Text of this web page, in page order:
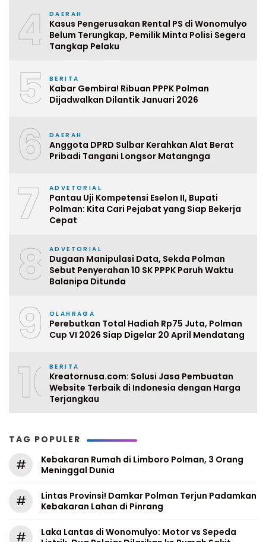
4 DAERAH
Kasus Pengerusakan Rental PS di Wonomulyo
Belum Terungkap, Pemilik Minta Polisi Segera
Tangkap Pelaku
5 BERITA
Kabar Gembira! Ribuan PPPK Polman
Dijadwalkan Dilantik Januari 2026
6 DAERAH
Anggota DPRD Sulbar Kerahkan Alat Berat
Pribadi Tangani Longsor Matangnga
7 ADVETORIAL
Pantau Uji Kompetensi Eselon II, Bupati
Polman: Kita Cari Pejabat yang Siap Bekerja
Cepat
8 ADVETORIAL
Dugaan Manipulasi Data, Sekda Polman
Sebut Penyerahan 10 SK PPPK Paruh Waktu
Balanipa Ditunda
9 OLAHRAGA
Perebutkan Total Hadiah Rp75 Juta, Polman
Cup VI 2026 Siap Digelar 20 April Mendatang
10BERITA
Kreatornusa.com: Solusi Jasa Pembuatan
Website Terbaik di Indonesia dengan Harga
Terjangkau
TAG POPULER
#
Kebakaran Rumah di Limboro Polman, 3 Orang
Meninggal Dunia
#
Lintas Provinsi! Damkar Polman Terjun Padamkan
Kebakaran Lahan di Pinrang
#
Laka Lantas di Wonomulyo: Motor vs Sepeda